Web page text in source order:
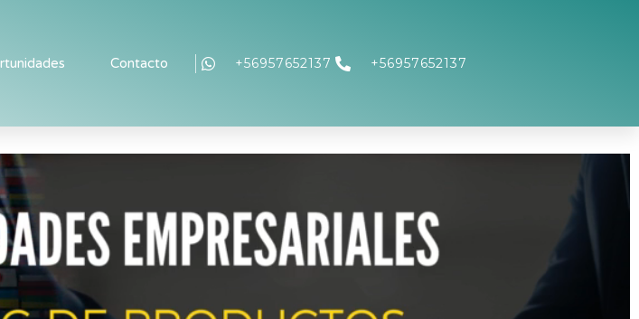
Contacto +56957652137 +56957652137